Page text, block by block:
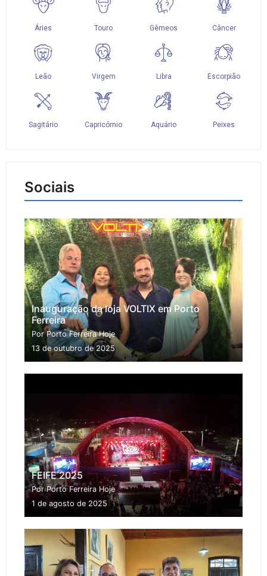
Sociais
Inauguração da loja VOLTIX em Porto
Ferreira
Por Porto Ferreira Hoje
13 de outubro de 2025
FEIFE 2025
Por Porto Ferreira Hoje
1 de agosto de 2025